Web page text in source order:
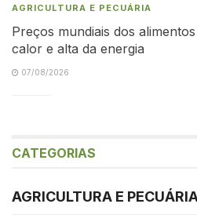
AGRICULTURA E PECUÁRIA
Preços mundiais dos
calor e alta da energia
07/08/2026
CATEGORIAS
AGRICULTURA E